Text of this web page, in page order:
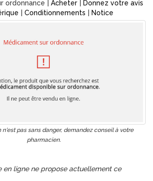
ordonnance Acheter
Donnez votre avis
Conditionnements Notice
pas sans danger, demandez conseil à votre
pharmacien.
en ligne ne propose actuellement ce